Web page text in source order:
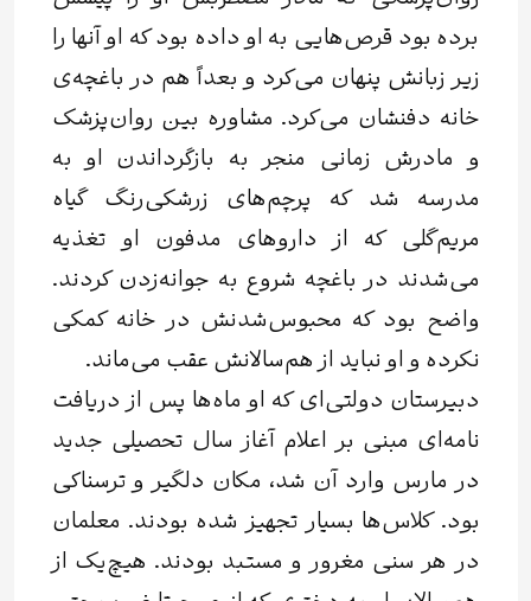
برده بود قرص‌هایی به او داده بود که او آنها را
زیر زبانش پنهان می‌کرد و بعداً هم در باغچه‌ی
خانه دفنشان می‌کرد. مشاوره بین روان‌پزشک
و مادرش زمانی منجر به بازگرداندن او به
مدرسه شد که پرچم‌های زرشکی‌رنگ گیاه
مریم‌گلی که از داروهای مدفون او تغذیه
می‌شدند در باغچه شروع به جوانه‌زدن کردند.
واضح بود که محبوس‌شدنش در خانه کمکی
نکرده و او نباید از هم‌سالانش عقب می‌ماند.
دبیرستان دولتی‌ای که او ماه‌ها پس از دریافت
نامه‌ای مبنی بر اعلام آغاز سال تحصیلی جدید
در مارس وارد آن شد، مکان دلگیر و ترسناکی
بود. کلاس‌ها بسیار تجهیز شده بودند. معلمان
در هر سنی مغرور و مستبد بودند. هیچ‌یک از